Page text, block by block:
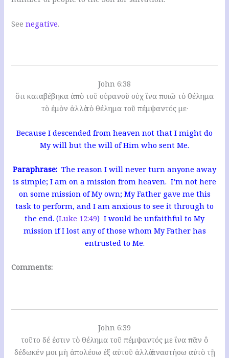
Seenegative.
John 6:38
ὅτι καταβέβηκα ἀπὸ τοῦ οὐρανοῦ οὐχ ἵνα ποιῶ τὸ θέλημα
τὸ ἐμὸν ἀλλὰ τὸ θέλημα τοῦ πέμψαντός με·
Because I descended from heaven not that I might do
My will but the will of Him who sent Me.
Paraphrase: The reason I will never turn anyone away
is simple; I am on a mission from heaven. I’m not here
on some mission of My own; My Father gave me this
task to perform, and I am anxious to see it through to
the end. (Luke 12:49) I would be unfaithful to My
mission if I lost any of those whom My Father has
entrusted to Me.
Comments:
John 6:39
τοῦτο δέ ἐστιν τὸ θέλημα τοῦ πέμψαντός με ἵνα πᾶν ὃ
δέδωκέν μοι μὴ ἀπολέσω ἐξ αὐτοῦ ἀλλὰ ἀναστήσω αὐτὸ τῇ